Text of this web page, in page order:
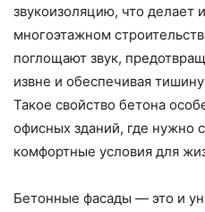
звукоизоляцию, что делает
многоэтажном
поглощают звук,
извне и обеспечивая
Такое свойство бетона
офисных зданий, где нужно
комфортные условия для
Бетонные фасады — это и